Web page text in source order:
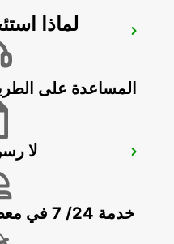
GREET
لماذا
المساعدة على الطريق
لا
خدمة 24/ 7 في معظم المطارات الرئيسية